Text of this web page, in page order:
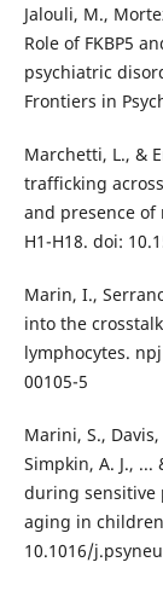
Jalouli, M.,
Role of FKBP5
psychiatric
Frontiers in
Marchetti, L., &
trafficking
and presence of
H1-H18. doi:
Marin, I.,
into the
lymphocytes.
00105-5
Marini, S.,
Simpkin, A. J., ...
during sensitive
aging in
10.1016/